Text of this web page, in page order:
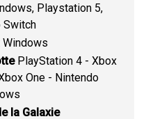
Playstation 5,
Switch
PlayStation 4 - Xbox
One - Nintendo
la Galaxie